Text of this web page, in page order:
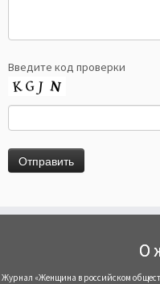
Введите код проверки
О
Журнал «Женщина в российском